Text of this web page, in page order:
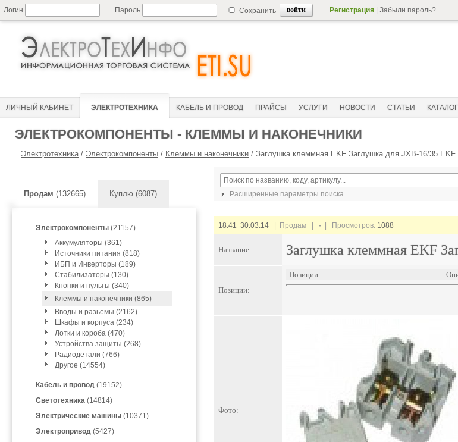
Логин Пароль Сохранить Регистрация Забыли пароль?
ЛИЧНЫЙ КАБИНЕТ ЭЛЕКТРОТЕХНИКА КАБЕЛЬ И ПРОВОД ПРАЙСЫ УСЛУГИ НОВОСТИ СТАТЬИ
ЭЛЕКТРОКОМПОНЕНТЫ - КЛЕММЫ И НАКОНЕЧНИКИ
Электротехника/ Электрокомпоненты / Клеммы и наконечники / Заглушка клеммная EKF Заглушка для JXB-16/35 EKF
Продам (132665) Куплю (6087)
Электрокомпоненты (21157)
Аккумуляторы (361)
Источники питания (818)
ИБП и Инверторы (189)
Стабилизаторы (130)
Кнопки и пульты (340)
Клеммы и наконечники (865)
Вводы и разьемы (2162)
Шкафы и корпуса (234)
Лотки и короба (470)
Устройства защиты (268)
Радиодетали (766)
Другое (14554)
Кабель и провод (19152)
Светотехника (14814)
Электрические машины (10371)
Электропривод (5427)
Расширенные параметры поиска
18:41 30.03.14 | Продам | - | Просмотров: 1088
Название: Заглушка клеммная EKF
Позиции:
Позиции:
Фото: